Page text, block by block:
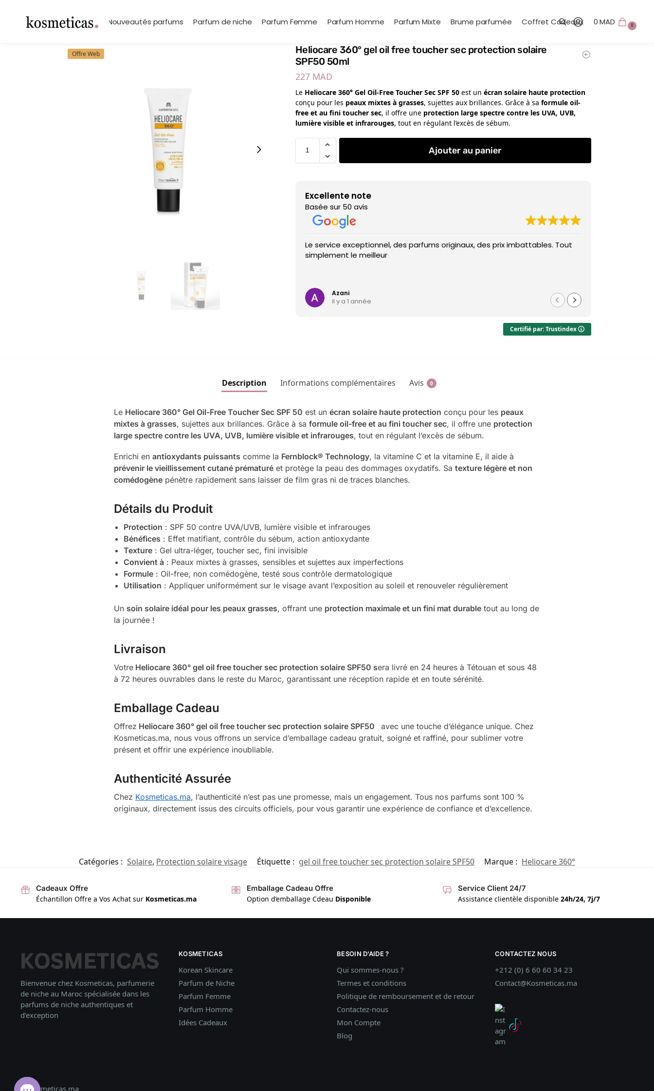
Marques Nouveautés parfums Parfum de niche Parfum Femme Parfum Homme Parfum Mixte Brume parfumée Coffret Cadeaux
Search
Recherche
0MAD 0
Offre Web
Heliocare 360° gel oil free toucher sec protection solaire
SPF50 50ml
227 MAD
Le Heliocare 360° Gel Oil-Free Toucher Sec SPF 50est un écran solaire haute protection
conçu pour les peaux mixtes à grasses, sujettes aux brillances. Grâce à sa formule oil-
free et au fini toucher sec, il offre une protection large spectre contre les UVA, UVB,
lumière visible et infrarouges, tout en régulant l’excès de sébum.
Ajouter au panier
Excellente note
Basée sur 50 avis
Le service exceptionnel, des parfums originaux, des prix imbattables. Tout
simplement le meilleur
Azani
il y a 1 année
Certifié par: Trustindex
Description Informations complémentaires Avis 0
Le Heliocare 360° Gel Oil-Free Toucher Sec SPF 50 est un écran solaire haute protection conçu pour les peaux
mixtes à grasses, sujettes aux brillances. Grâce à sa formule oil-free et au fini toucher sec, il offre une protection
large spectre contre les UVA, UVB, lumière visible et infrarouges, tout en régulant l’excès de sébum.
Enrichi en antioxydants puissants comme la Fernblock® Technology, la vitamine C et la vitamine E, il aide à
prévenir le vieillissement cutané prématuréet protège la peau des dommages oxydatifs. Sa texture légère et non
comédogènepénètre rapidement sans laisser de film gras ni de traces blanches.
Détails du Produit
Protection : SPF 50 contre UVA/UVB, lumière visible et infrarouges
Bénéfices : Effet matifiant, contrôle du sébum, action antioxydante
Texture: Gel ultra-léger, toucher sec, fini invisible
Convient à : Peaux mixtes à grasses, sensibles et sujettes aux imperfections
Formule: Oil-free, non comédogène, testé sous contrôle dermatologique
Utilisation : Appliquer uniformément sur le visage avant l’exposition au soleil et renouveler régulièrement
Un soin solaire idéal pour les peaux grasses, offrant une protection maximale et un fini mat durabletout au long de
la journée !
Livraison
VotreHeliocare 360° gel oil free toucher sec protection solaire SPF50 sera livré en 24 heures à Tétouan et sous 48
à 72 heures ouvrables dans le reste du Maroc, garantissant une réception rapide et en toute sérénité.
Emballage Cadeau
Offrez Heliocare 360° gel oil free toucher sec protection solaire SPF50
avec une touche d’élégance unique. Chez
Kosmeticas.ma, nous vous offrons un service d’emballage cadeau gratuit, soigné et raffiné, pour sublimer votre
présent et offrir une expérience inoubliable.
Authenticité Assurée
Chez Kosmeticas.ma, l’authenticité n’est pas une promesse, mais un engagement. Tous nos parfums sont 100 %
originaux, directement issus des circuits officiels, pour vous garantir une expérience de confiance et d’excellence.
Catégories : Solaire, Protection solaire visage Étiquette : gel oil free toucher sec protection solaire SPF50 Marque : Heliocare 360°
Cadeaux Offre
Échantillon Offre a Vos Achat sur Kosmeticas.ma
Emballage Cadeau Offre
Option d’emballage Cdeau Disponible
Service Client 24/7
Assistance clientèle disponible 24h/24, 7j/7
Bienvenue chez Kosmeticas, parfumerie
de niche au Maroc spécialisée dans les
parfums de niche authentiques et
d’exception
KOSMETICAS
Korean Skincare
Parfum de Niche
Parfum Femme
Parfum Homme
Idées Cadeaux
BESOIN D’AIDE ?
Qui sommes-nous ?
Termes et conditions
Politique de remboursement et de retour
Contactez-nous
Mon Compte
Blog
CONTACTEZ NOUS
+212 (0) 6 60 60 34 23
Contact@Kosmeticas.ma
© Kosmeticas.ma